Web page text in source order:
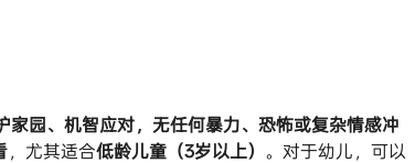
家园、机智应对，无任何暴力、恐怖或复杂情感冲
​，尤其适合​​低龄儿童（3岁以上）​ ​。对于幼儿，可以